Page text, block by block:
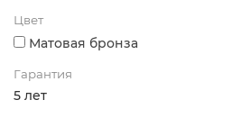
Цвет
Матовая бронза
Гарантия
5 лет